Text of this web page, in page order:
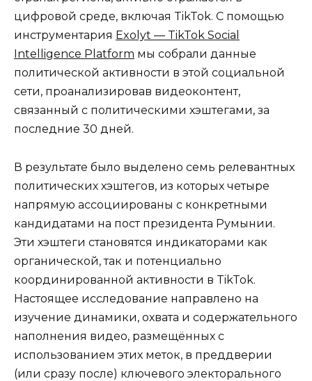
цифровой среде, включая TikTok. С помощью
инструментария Exolyt — TikTok Social
Intelligence Platform мы собрали данные
политической активности в этой социальной
сети, проанализировав видеоконтент,
связанный с политическими хэштегами, за
последние 30 дней.
В результате было выделено семь релевантных
политических хэштегов, из которых четыре
напрямую ассоциированы с конкретными
кандидатами на пост президента Румынии.
Эти хэштеги становятся индикаторами как
органической, так и потенциально
координированной активности в TikTok.
Настоящее исследование направлено на
изучение динамики, охвата и содержательного
наполнения видео, размещённых с
использованием этих меток, в преддверии
(или сразу после) ключевого электорального